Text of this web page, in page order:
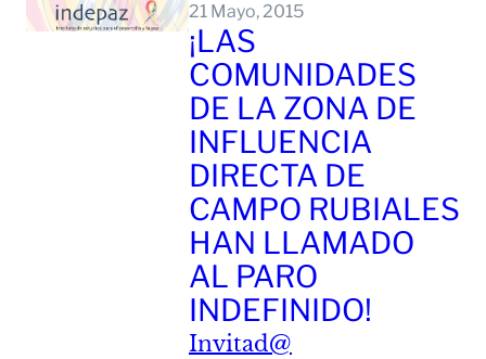
21 Mayo, 2015
¡LAS
COMUNIDADES
DE LA ZONA DE
INFLUENCIA
DIRECTA DE
CAMPO RUBIALES
HAN LLAMADO
AL PARO
INDEFINIDO!
Invitad@